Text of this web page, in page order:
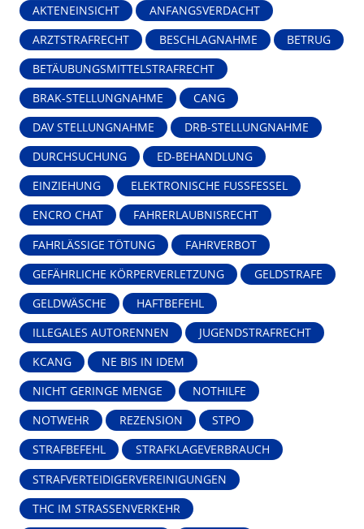
AKTENEINSICHT ANFANGSVERDACHT
ARZTSTRAFRECHT BESCHLAGNAHME BETRUG
BETÄUBUNGSMITTELSTRAFRECHT
BRAK-STELLUNGNAHME CANG
DAV STELLUNGNAHME DRB-STELLUNGNAHME
DURCHSUCHUNG ED-BEHANDLUNG
EINZIEHUNG ELEKTRONISCHE FUSSFESSEL
ENCRO CHAT FAHRERLAUBNISRECHT
FAHRLÄSSIGE TÖTUNG FAHRVERBOT
GEFÄHRLICHE KÖRPERVERLETZUNG GELDSTRAFE
GELDWÄSCHE HAFTBEFEHL
ILLEGALES AUTORENNEN JUGENDSTRAFRECHT
KCANG NE BIS IN IDEM
NICHT GERINGE MENGE NOTHILFE
NOTWEHR REZENSION STPO
STRAFBEFEHL STRAFKLAGEVERBRAUCH
STRAFVERTEIDIGERVEREINIGUNGEN
THC IM STRASSENVERKEHR